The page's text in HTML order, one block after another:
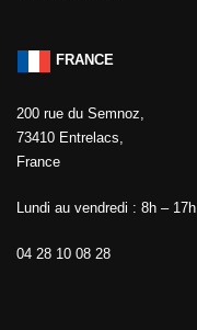
FRANCE
200 rue du Semnoz,
73410 Entrelacs,
France
Lundi au vendredi : 8h – 17h
04 28 10 08 28